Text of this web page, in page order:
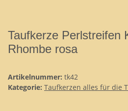
Taufkerze Perlstreifen
Rhombe rosa
Artikelnummer: tk42
Kategorie: Taufkerzen alles für die